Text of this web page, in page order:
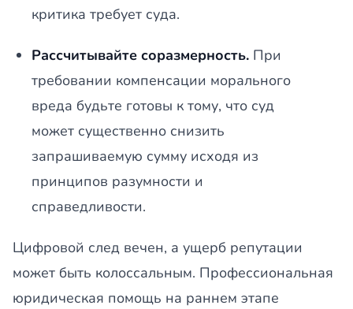
критика требует суда.
Рассчитывайте соразмерность. При
требовании компенсации морального
вреда будьте готовы к тому, что суд
может существенно снизить
запрашиваемую сумму исходя из
принципов разумности и
справедливости.
Цифровой след вечен, а ущерб репутации
может быть колоссальным. Профессиональная
юридическая помощь на раннем этапе